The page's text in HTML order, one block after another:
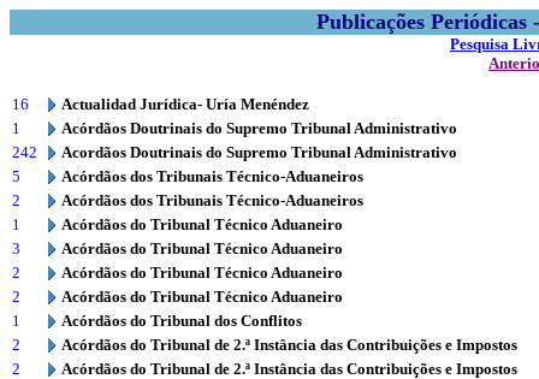
Publicações
Pesquisa
16
Actualidad Jurídica- Uría Menéndez
1
Acórdãos Doutrinais do Supremo Tribunal Administrativo
242
Acordãos Doutrinais do Supremo Tribunal Administrativo
5
Acórdãos dos Tribunais Técnico-Aduaneiros
2
Acórdãos dos Tribunais Técnico-Aduaneiros
1
Acórdãos do Tribunal Técnico Aduaneiro
3
Acórdãos do Tribunal Técnico Aduaneiro
2
Acórdãos do Tribunal Técnico Aduaneiro
2
Acórdãos do Tribunal Técnico Aduaneiro
1
Acórdãos do Tribunal dos Conflitos
2
Acórdãos do Tribunal de 2.ª Instância das Contribuições e Impostos
2
Acórdãos do Tribunal de 2.ª Instância das Contribuições e Impostos